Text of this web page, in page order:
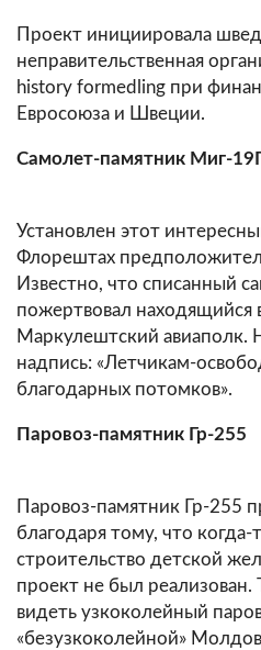
Проект инициировала
неправительственная
history formedling при
Евросоюза и Швеции.
Самолет-памятник Миг-
Установлен этот
Флорештах
Известно, что списанный
пожертвовал
Маркулештский авиаполк.
надпись: «Летчикам-
благодарных потомков».
Паровоз-памятник Гр-255
Паровоз-памятник Гр-255
благодаря тому, что когда-
строительство детской
проект не был реализован.
видеть узкоколейный
«безузкоколейной»